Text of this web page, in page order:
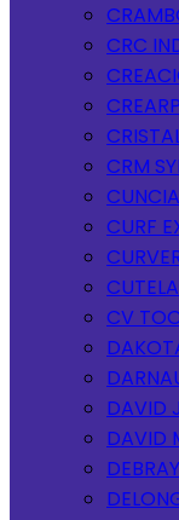
CRC
CRM
CURF
CV
DAVID
DAVID